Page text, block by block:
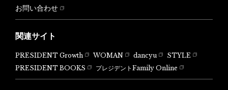
お問い合わせ
関連サイト
PRESIDENT Growth WOMAN dancyu
STYLE
PRESIDENT BOOKS
プレジデントFamily Online